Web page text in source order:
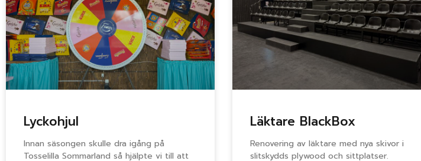
Lyckohjul
Innan säsongen skulle dra igång på
Tosselilla Sommarland så hjälpte vi till att
Läktare BlackBox
Renovering av läktare med nya skivor i
slitskydds plywood och sittplatser.